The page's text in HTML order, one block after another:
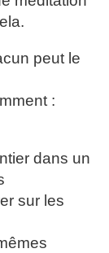
peut le
:
dans un
sur les